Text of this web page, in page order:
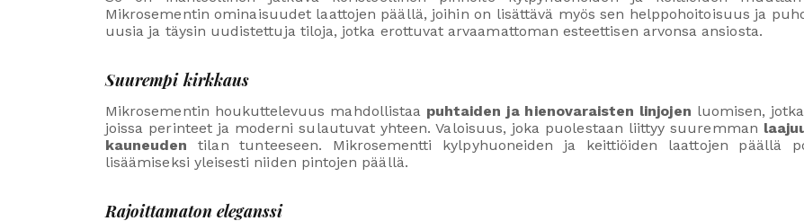
Mikrosementin ominaisuudet laattojen päällä, joihin on lisättävä myös sen helppohoitoisuus ja
uusia ja täysin uudistettuja tiloja, jotka erottuvat arvaamattoman esteettisen arvonsa ansiosta.
Suurempi kirkkaus
Mikrosementin houkuttelevuus mahdollistaa puhtaiden ja hienovaraisten linjojen luomisen,
joissa perinteet ja moderni sulautuvat yhteen. Valoisuus, joka puolestaan liittyy suuremman
kauneuden tilan tunteeseen. Mikrosementti kylpyhuoneiden ja keittiöiden laattojen päällä
lisäämiseksi yleisesti niiden pintojen päällä.
Rajoittamaton eleganssi